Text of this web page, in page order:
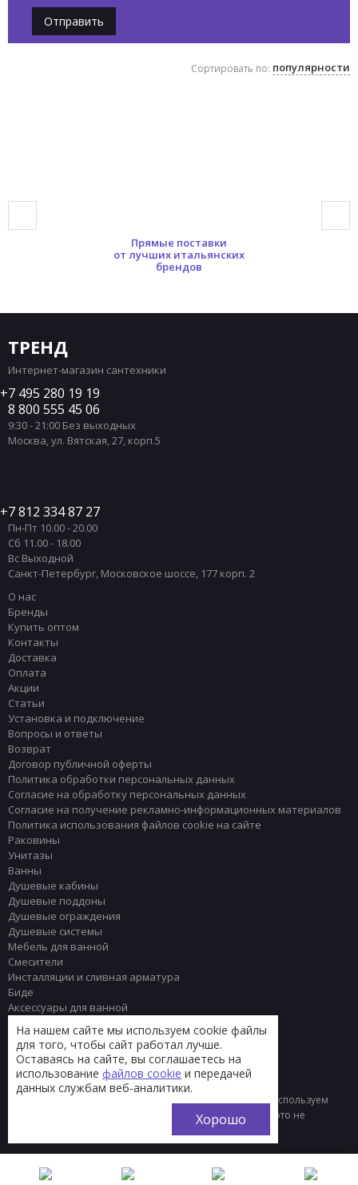
Отправить
Сортировать по: популярности
Прямые поставки
от лучших итальянских
брендов
ТРЕНД
Интернет-магазин сантехники
7 495 280 19 19
8 800 555 45 06
9:30 - 21:00 Без выходных
Москва,ул. Вятская, 27, корп.5
7 812 334 87 27
Пн-Пт 10.00 - 20.00
Сб 11.00 - 18.00
Вс Выходной
Санкт-Петербург, Московское шоссе, 177 корп. 2
О нас
Бренды
Купить оптом
Контакты
Доставка
Оплата
Акции
Статьи
Установка и подключение
Вопросы и ответы
Возврат
Договор публичной оферты
Политика обработки персональных данных
Согласие на обработку персональных данных
Согласие на получение рекламно-информационных материалов
Политика использования файлов cookie на сайте
Раковины
Унитазы
Ванны
Душевые кабины
Душевые поддоны
Душевые ограждения
Душевые системы
Мебель для ванной
Смесители
Инсталляции и сливная арматура
Биде
Аксессуары для ванной
Полотенцесушители
Комплектующие
Плитка
© 2013 - 2026 Интернет-магазин сантехники Тренд
Мы используем
файлы «cookie» для функционирования сайта. Если вас это не
На нашем сайте мы используем cookie файлы
для того, чтобы сайт работал лучше.
Оставаясь на сайте, вы соглашаетесь на
использование файлов cookie и передачей
данных службам веб-аналитики.
Хорошо